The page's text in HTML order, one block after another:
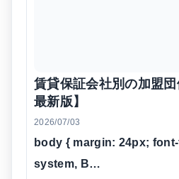
賃貸保証会社別の加盟
最新版】
2026/07/03
body { margin: 24px;
system, B…